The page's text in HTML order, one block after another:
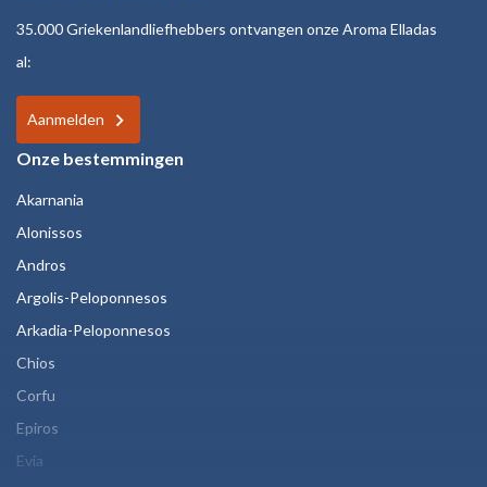
35.000 Griekenlandliefhebbers ontvangen onze Aroma Elladas
al:
Aanmelden
Onze bestemmingen
Akarnania
Alonissos
Andros
Argolis-Peloponnesos
Arkadia-Peloponnesos
Chios
Corfu
Epiros
Evia